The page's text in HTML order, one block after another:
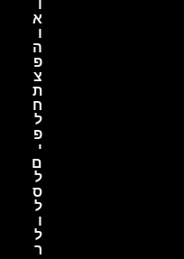
ו
א
ו
ה
פ
צ
ת
ח
ל
פ
י
ם
ל
ס
ל
ו
ל
ר